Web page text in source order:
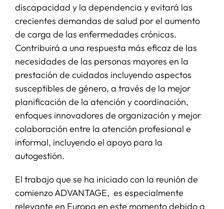
discapacidad y la dependencia y evitará las
crecientes demandas de salud por el aumento
de carga de las enfermedades crónicas.
Contribuirá a una respuesta más eficaz de las
necesidades de las personas mayores en la
prestación de cuidados incluyendo aspectos
susceptibles de género, a través de la mejor
planificación de la atención y coordinación,
enfoques innovadores de organización y mejor
colaboración entre la atención profesional e
informal, incluyendo el apoyo para la
autogestión.
El trabajo que se ha iniciado con la reunión de
comienzo ADVANTAGE, es especialmente
relevante en Europa en este momento debido a